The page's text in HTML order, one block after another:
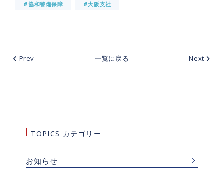
TOPICS カテゴリー
お知らせ
#協和警備保障 #大阪支社
Prev 一覧に戻る Next